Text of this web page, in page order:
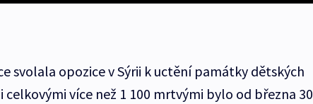
svolala opozice v Sýrii k uctění památky dětských
více než 1 100 mrtvými bylo od března 30